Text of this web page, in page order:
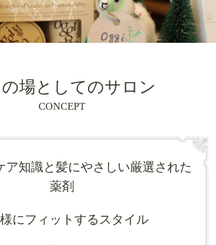
場としてのサロン
CONCEPT
ア知識と髪にやさしい厳選された
薬剤
にフィットするスタイル